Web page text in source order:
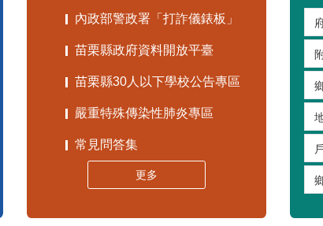
內政部警政署「打詐儀錶板」
苗栗縣政府資料開放平臺
苗栗縣30人以下學校公告專區
嚴重特殊傳染性肺炎專區
常見問答集
更多